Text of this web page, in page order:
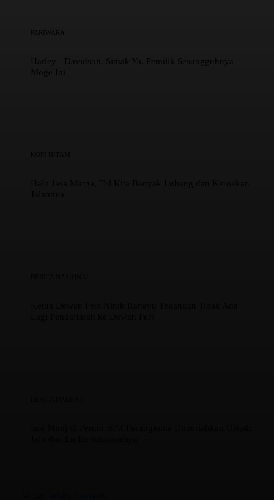
PARIWARA
Harley - Davidson, Simak Ya, Pemilik Sesungguhnya
Moge Ini